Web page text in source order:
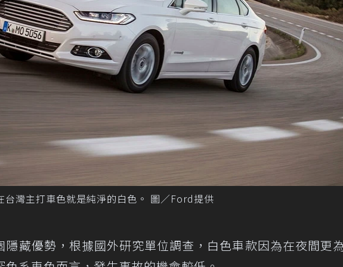
灣主打車色就是純淨的白色。 圖／Ford提供
隱藏優勢，根據國外研究單位調查，白色車款因為在夜間更